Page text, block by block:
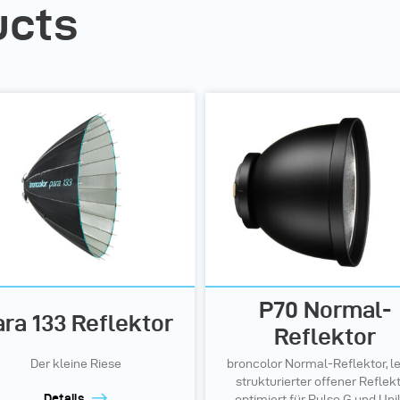
133 Reflektor
Der kleine Riese
P70 Normal-
Reflektor
broncolor Normal-Reflektor,
strukturierter offener